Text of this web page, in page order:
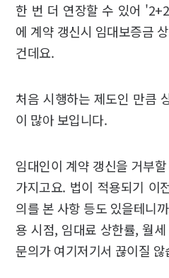
한 번 더 연장할 수 있어
에 계약 갱신시 임대보증금
건데요.
처음 시행하는 제도인 만큼
이 많아 보입니다.
임대인이 계약 갱신을 거부
가지고요. 법이 적용되기 이
의를 본 사항 등도 있을테니
용 시점, 임대료 상한률, 월
문의가 여기저기서 끊이질 않